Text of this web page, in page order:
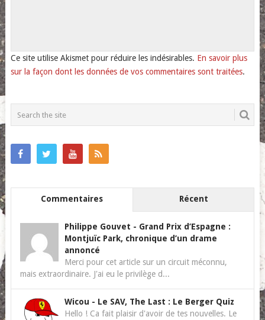
Ce site utilise Akismet pour réduire les indésirables. En savoir plus
sur la façon dont les données de vos commentaires sont traitées.
Commentaires Récent
Philippe Gouvet - Grand Prix d’Espagne :
Montjuïc Park, chronique d’un drame
annoncé
Merci pour cet article sur un circuit méconnu,
mais extraordinaire. J'ai eu le privilège d...
Wicou - Le SAV, The Last : Le Berger Quiz
Hello ! Ca fait plaisir d'avoir de tes nouvelles. Le